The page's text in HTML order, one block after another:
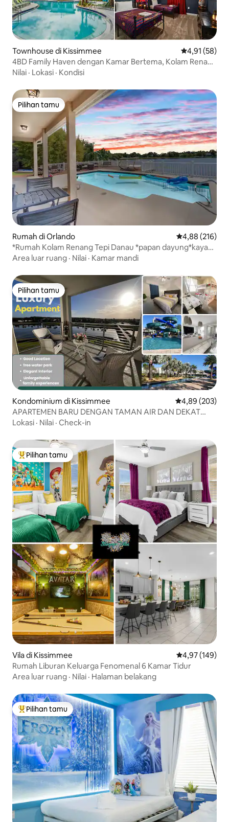
Townhouse di Kissimmee Nilai rata-rata
4,91 (58)
4BD Family Haven dengan Kamar Bertema, Kolam Renang
& BBQ!
Nilai · Lokasi · Kondisi
Pilihan tamu
Pilihan tamu
Rumah di Orlando Nilai rata-rata
4,88 (216)
*Rumah Kolam Renang Tepi Danau *papan dayung*kayak*
ruang permainan *
Area luar ruang · Nilai · Kamar mandi
Pilihan tamu
Pilihan tamu
Kondominium di Kissimmee Nilai rata-rata
4,89 (203)
APARTEMEN BARU DENGAN TAMAN AIR DAN DEKAT
DISNEY
Lokasi · Nilai · Check-in
Pilihan tamu terpopuler
Pilihan tamu
Vila di Kissimmee Nilai rata-rata
4,97 (149)
Rumah Liburan Keluarga Fenomenal 6 Kamar Tidur
Area luar ruang · Nilai · Halaman belakang
Pilihan tamu terpopuler
Pilihan tamu